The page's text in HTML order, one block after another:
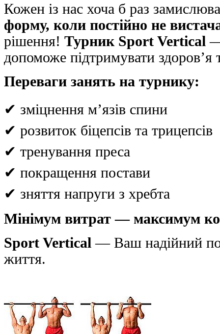
Кожен із нас хоча б раз
форму, коли постійно не
рішення! Турник Sport Vertical —
допоможе підтримувати здоров’я
Переваги занять на турнику:
✔ зміцнення м’язів спини
✔ розвиток біцепсів та трицепсів
✔ тренування преса
✔ покращення постави
✔ зняття напруги з хребта
Мінімум витрат — максимум
Sport Vertical — Ваш надійний
життя.